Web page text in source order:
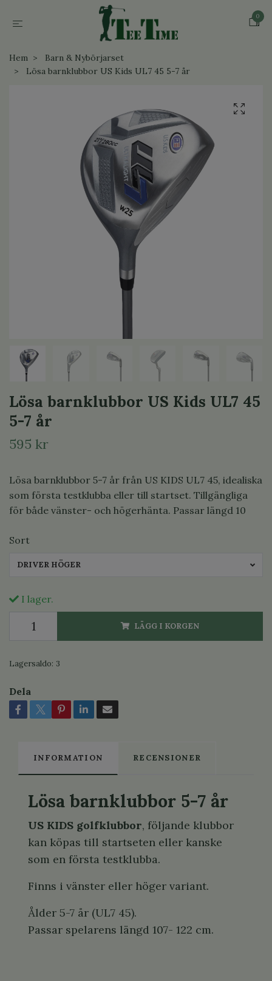
0
Hem
Barn & Nybörjarset
Lösa barnklubbor US Kids UL7 45 5-7 år
Lösa barnklubbor US Kids UL7 45
5-7 år
595 kr
Lösa barnklubbor 5-7 år från US KIDS UL7 45, idealiska
som första testklubba eller till startset. Tillgängliga
för både vänster- och högerhänta. Passar längd 10
Sort
DRIVER HÖGER
I lager.
LÄGG I KORGEN
Lagersaldo: 3
Dela
INFORMATION RECENSIONER
Lösa barnklubbor 5-7 år
US KIDS golfklubbor, följande klubbor
kan köpas till startseten eller kanske
som en första testklubba.
Finns i vänster eller höger variant.
Ålder 5-7 år (UL7 45).
Passar spelarens längd 107- 122 cm.